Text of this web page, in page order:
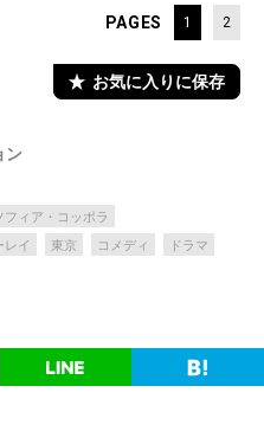
PAGES 1 2
お気に入りに保存
ン
フィア・コッポラ
レイ 東京 コメディ
ドラマ